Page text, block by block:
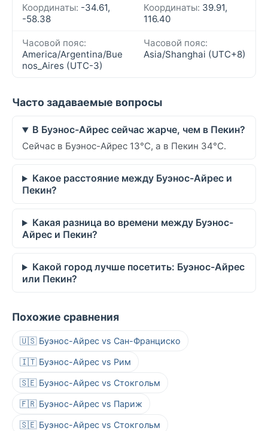
Координаты: -34.61,
-58.38
Координаты: 39.91,
116.40
Часовой пояс:
America/Argentina/Bue
nos_Aires (UTC-3)
Часовой пояс:
Asia/Shanghai (UTC+8)
Часто задаваемые вопросы
В Буэнос-Айрес сейчас жарче, чем в Пекин?
Сейчас в Буэнос-Айрес 13°C, а в Пекин 34°C.
Какое расстояние между Буэнос-Айрес и
Пекин?
Какая разница во времени между Буэнос-
Айрес и Пекин?
Какой город лучше посетить: Буэнос-Айрес
или Пекин?
Похожие сравнения
🇺🇸 Буэнос-Айрес vs Сан-Франциско
🇮🇹 Буэнос-Айрес vs Рим
🇸🇪 Буэнос-Айрес vs Стокгольм
🇫🇷 Буэнос-Айрес vs Париж
🇸🇪 Буэнос-Айрес vs Стокгольм